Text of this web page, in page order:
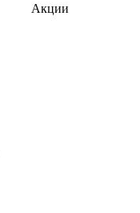
Акции